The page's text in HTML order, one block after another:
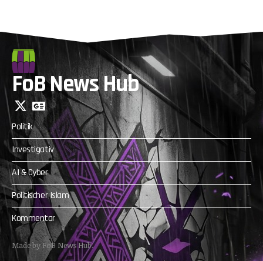
FoB News Hub
Politik
Investigativ
AI & Cyber
Politischer Islam
Kommentar
Made by FoB News Hub.